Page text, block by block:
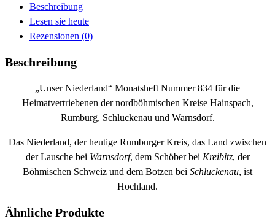
Beschreibung
Lesen sie heute
Rezensionen (0)
Beschreibung
„Unser Niederland“ Monatsheft Nummer 834 für die
Heimatvertriebenen der nordböhmischen Kreise Hainspach,
Rumburg, Schluckenau und Warnsdorf.
Das Niederland, der heutige Rumburger Kreis, das Land zwischen
der Lausche bei Warnsdorf, dem Schöber bei Kreibitz, der
Böhmischen Schweiz und dem Botzen bei Schluckenau, ist
Hochland.
Ähnliche Produkte